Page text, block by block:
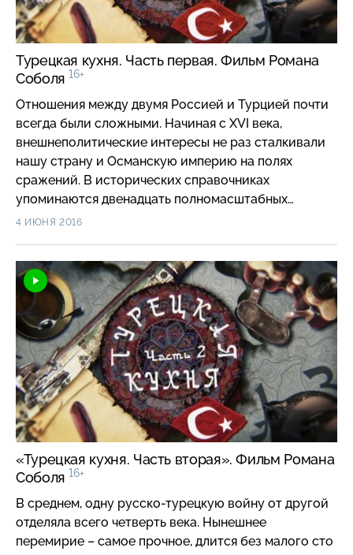
Кондратьев в своем новом документальном фильме
«Тайны Фаберже».
Турецкая кухня. Часть первая. Фильм Романа
Соболя 16+
Отношения между двумя Россией и Турцией почти
всегда были сложными. Начиная с XVI века,
внешнеполитические интересы не раз сталкивали
нашу страну и Османскую империю на полях
сражений. В исторических справочниках
упоминаются двенадцать полномасштабных
русско-турецких войн. На самом деле их было куда
пятидесяти лет. А если сложить все даты, то
получится, что в совокупности боевые действия
шли почти семьдесят лет. Об этом – в двухсерийном
фильме Романа Соболя «Турецкая кухня» из цикла
«НТВ-видение».
4 ИЮНЯ 2016
«Турецкая кухня. Часть вторая». Фильм Романа
Соболя 16+
В среднем, одну русско-турецкую войну от другой
отделяла всего четверть века. Нынешнее
перемирие – самое прочное, длится без малого сто